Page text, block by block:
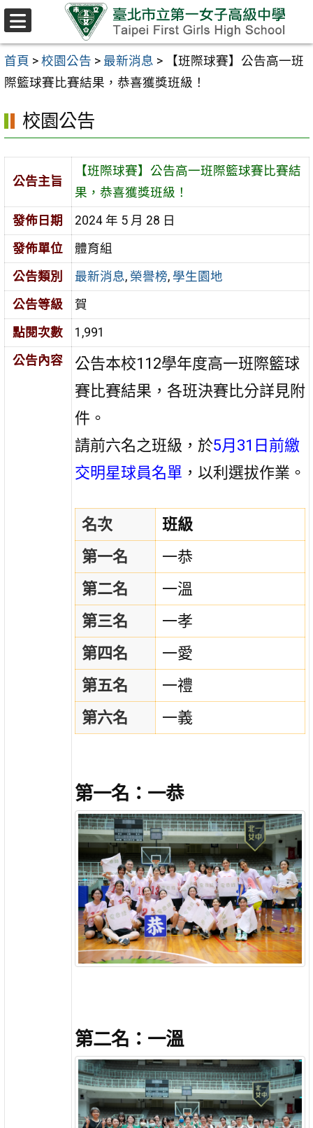
跳至主要內容區
首頁 > 校園公告 > 最新消息 >
【班際球賽】公告高一班
際籃球賽比賽結果，恭喜獲獎班級！
校園公告
公告主旨
【班際球賽】公告高一班際籃球賽比賽結
果，恭喜獲獎班級！
發佈日期
2024 年 5 月 28 日
發佈單位
體育組
公告類別
最新消息, 榮譽榜, 學生園地
公告等級
賀
點閱次數
1,991
公告內容
公告本校112學年度高一班際籃球
賽比賽結果，各班決賽比分詳見附
件。
請前六名之班級，於5月31日前繳
交明星球員名單 ，以利選拔作業。
名次
班級
第一名
一恭
第二名
一溫
第三名
一孝
第四名
一愛
第五名
一禮
第六名
一義
第一名：一恭
第二名：一溫
選
單